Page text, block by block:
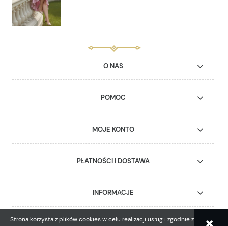
Strona korzysta z plików cookies w celu realizacji usług i zgodnie z
O NAS
POMOC
MOJE KONTO
PŁATNOŚCI I DOSTAWA
INFORMACJE